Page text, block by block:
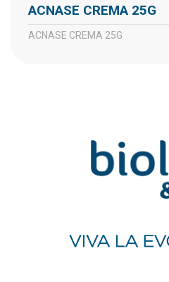
ACNASE CREMA 25G
ACNASE CREMA 25G